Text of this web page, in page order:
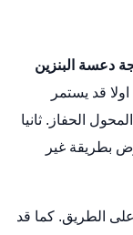
دعسة البنزين
قد يستمر
الحفاز. ثانيا
بطريقة غير
الطريق. كما قد